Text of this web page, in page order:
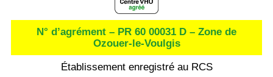
N° d’agrément – PR 60 00031 D – Zone de
Ozouer-le-Voulgis
Établissement enregistré au RCS